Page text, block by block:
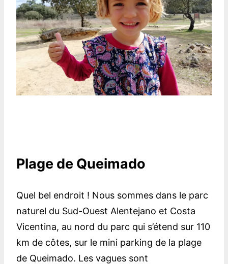
Plage de Queimado
Quel bel endroit ! Nous sommes dans le parc
naturel du Sud-Ouest Alentejano et Costa
Vicentina, au nord du parc qui s’étend sur 110
km de côtes, sur le mini parking de la plage
de Queimado. Les vagues sont